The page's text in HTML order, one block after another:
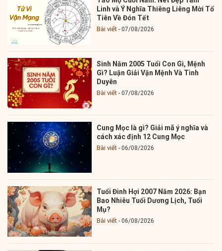
Linh và Ý Nghĩa Thiêng Liêng Mời Tổ
Tiên Về Đón Tết
Bài viết 07/08/2026
Sinh Năm 2005 Tuổi Con Gì, Mệnh
Gì? Luận Giải Vận Mệnh Và Tình
Duyên
Bài viết 07/08/2026
Cung Mọc là gì? Giải mã ý nghĩa và
cách xác định 12 Cung Mọc
Bài viết 06/08/2026
Tuổi Đinh Hợi 2007 Năm 2026: Bạn
Bao Nhiêu Tuổi Dương Lịch, Tuổi
Mụ?
Bài viết 06/08/2026